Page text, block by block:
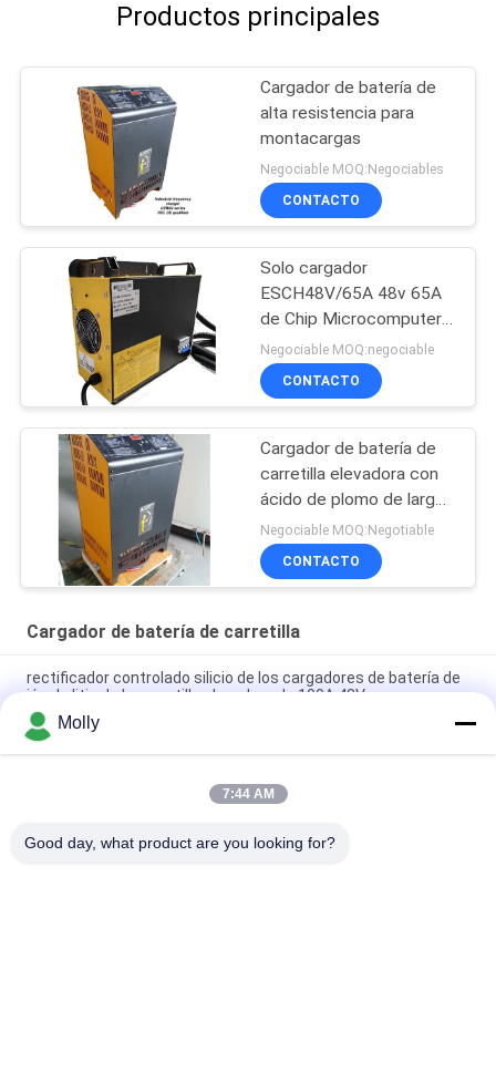
Productos principales
Cargador de batería de
alta resistencia para
montacargas
Negociable MOQ:Negociables
CONTACTO
Solo cargador
ESCH48V/65A 48v 65A
de Chip Microcomputer
High Frequency Battery
Negociable MOQ:negociable
CONTACTO
Cargador de batería de
carretilla elevadora con
ácido de plomo de larga
duración para la industria
de 48V 80A
Negociable MOQ:Negotiable
CONTACTO
Cargador de batería de carretilla
rectificador controlado silicio de los cargadores de batería de
ión de litio de la carretilla elevadora de 100A 48V
Cargador de batería de carretilla elevadora de aluminio CZB5C
24V/45A con ventilador de enfriamiento silencioso
Cargador de batería para montacargas 120A Protección
Molly
7:44 AM
Good day, what product are you looking for?